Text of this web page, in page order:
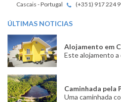
Cascais - Portugal (+351) 917 224
ÚLTIMAS NOTICIAS
Alojamento em
Este alojamento a
Caminhada pela
Uma caminhada